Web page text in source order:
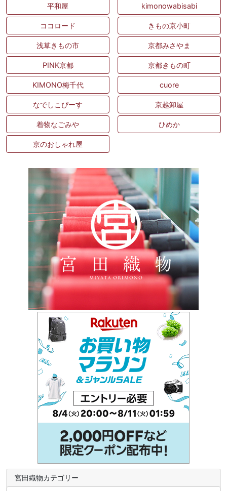
平和屋 kimonowabisabi
ココロード きもの京小町
浅草きもの市 京都みさやま
PINK京都 京都きもの町
KIMONO梅千代 cuore
なでしこぴーす 京越卸屋
着物なごみや ひめか
京のおしゃれ屋
宮田織物カテゴリー